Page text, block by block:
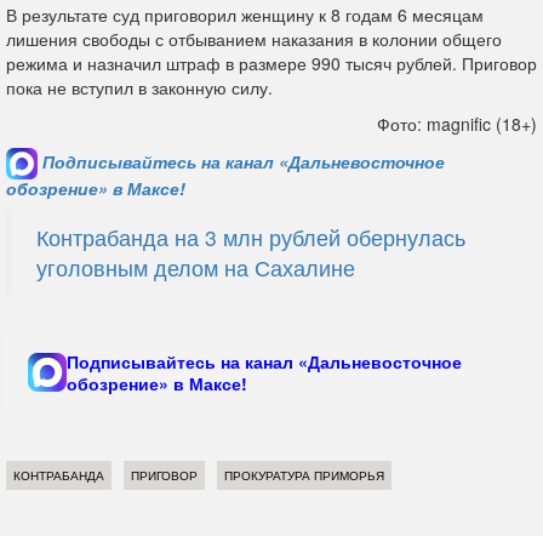
В результате суд приговорил женщину к 8 годам 6 месяцам
лишения свободы с отбыванием наказания в колонии общего
режима и назначил штраф в размере 990 тысяч рублей. Приговор
пока не вступил в законную силу.
Фото: magnific (18+)
Подписывайтесь на канал «Дальневосточное
обозрение» в Максе!
Контрабанда на 3 млн рублей обернулась
уголовным делом на Сахалине
Подписывайтесь на канал «Дальневосточное
обозрение» в Максе!
КОНТРАБАНДА ПРИГОВОР ПРОКУРАТУРА ПРИМОРЬЯ